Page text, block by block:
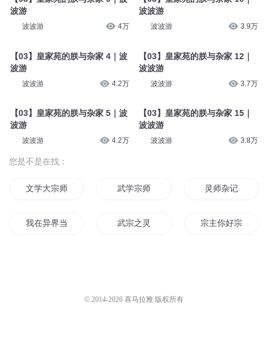
波游
波波游 4万
【03】皇家苑的朕与杂家 4｜波
波游
波波游 4.2万
【03】皇家苑的朕与杂家 5｜波
波游
波波游 4.2万
波波游
波波游 3.9万
【03】皇家苑的朕与杂家 12｜
波波游
波波游 3.7万
【03】皇家苑的朕与杂家 15｜
波波游
波波游 3.8万
您是不是在找：
文学大宗师 武学宗师 灵师杂记
我在异界当宗主 武宗之灵 宗主你好宗主再见
© 2014-2026 喜马拉雅 版权所有